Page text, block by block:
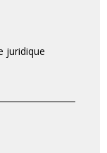
juridique